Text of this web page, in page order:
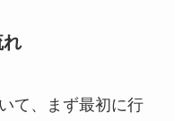
て、まず最初に行